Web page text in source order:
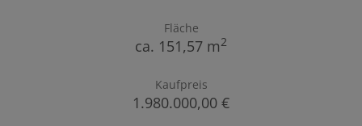
Fläche
ca. 151,57 m2
Kaufpreis
1.980.000,00 €